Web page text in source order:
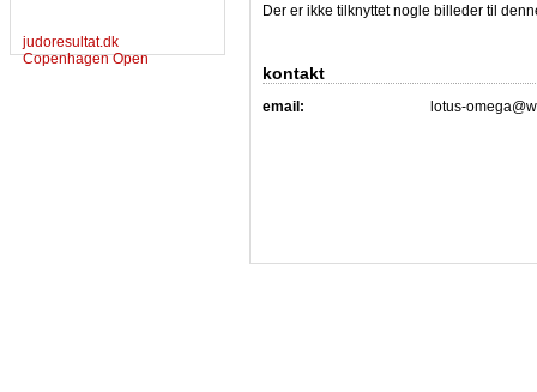
judoresultat.dk
Copenhagen Open
Der er ikke tilknyttet nogle billeder til
kontakt
email: lotus-